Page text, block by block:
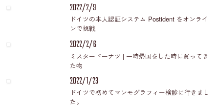
2022/2/9
ドイツの本人認証システム Postident をオンライ
ンで挑戦
2022/2/6
ミスタードーナツ | 一時帰国をした時に買ってき
た物
2022/1/23
ドイツで初めてマンモグラフィー検診に行きまし
た。